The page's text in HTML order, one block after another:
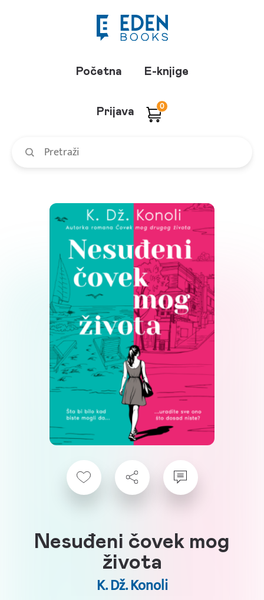
Početna E-knjige
Prijava 0
Nesuđeni čovek mog
života
K. Dž. Konoli